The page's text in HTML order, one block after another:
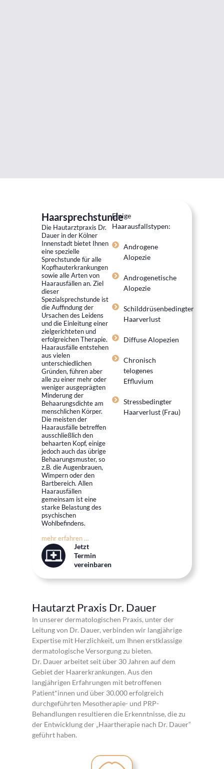
Haarsprechstunde
Die Hautarztpraxis Dr.
Dauer in der Kölner
Innenstadt bietet Ihnen
eine spezielle
Sprechstunde für alle
Kopfhauterkrankungen
sowie alle Arten von
Haarausfällen an. Ziel
dieser
Spezialsprechstunde ist
die Auffindung der
Ursachen des Leidens
und die Einleitung einer
zielgerichteten und
erfolgreichen Therapie.
Haarausfälle entstehen
aus vielen
unterschiedlichen
Gründen, führen aber
alle zu einer mehr oder
weniger ausgeprägten
Minderung der
Behaarungsdichte am
menschlichen Körper.
Die meisten der
Haarausfälle betreffen
ausschließlich den
behaarten Kopf, einige
jedoch auch das übrige
Behaarungsmuster, so
z.B. die Augenbrauen,
Wimpern oder den
Bartbereich. Allen
Haarausfällen
gemeinsam ist eine
starke Belastung des
psychischen
Wohlbefindens.
mehr erfahren …
Jetzt
Termin
vereinbaren
Einige
Haarausfallstypen:
Androgene
Alopezie
Androgenetische
Alopezie
Schilddrüsenbedingter
Haarverlust
Diffuse Alopezien
Chronisch
telogenes
Effluvium
Stressbedingter
Haarverlust (Frau)
Hautarzt Praxis Dr. Dauer
In unserer dermatologischen Praxis, unter der
Leitung von Dr. Dauer, verbinden wir langjährige
Expertise mit Herzlichkeit, um Ihnen erstklassige
dermatologische Versorgung zu bieten.
Dr. Dauer arbeitet seit über 30 Jahren auf dem
Gebiet der Haarerkrankungen. Aus den
langjährigen Erfahrungen mit betroffenen
Patient*innen und über 30.000 erfolgreich
durchgeführten Mesotherapie- und PRP-
Behandlungen resultieren die Erkenntnisse, die zu
der Entwicklung der „Haartherapie nach Dr. Dauer“
geführt haben.